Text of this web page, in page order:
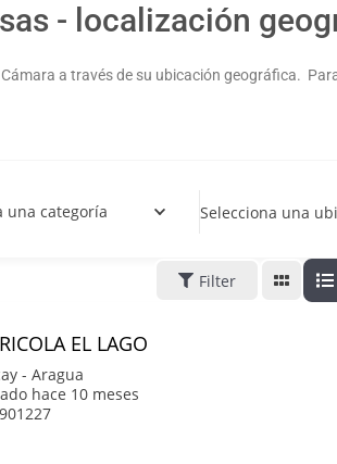
- localización
a través de su ubicación geográfica.
una categoría Selecciona una
Filter
EL LAGO
- Aragua
hace 10 meses